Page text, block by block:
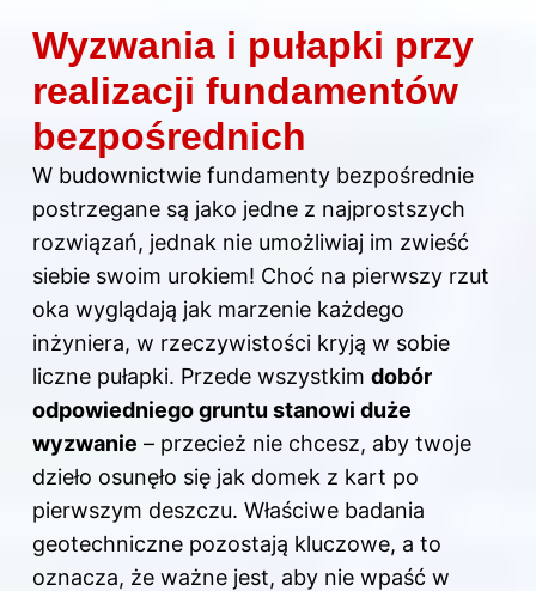
Wyzwania i pułapki przy
realizacji fundamentów
bezpośrednich
W budownictwie fundamenty bezpośrednie
postrzegane są jako jedne z najprostszych
rozwiązań, jednak nie umożliwiaj im zwieść
siebie swoim urokiem! Choć na pierwszy rzut
oka wyglądają jak marzenie każdego
inżyniera, w rzeczywistości kryją w sobie
liczne pułapki. Przede wszystkim dobór
odpowiedniego gruntu stanowi duże
wyzwanie – przecież nie chcesz, aby twoje
dzieło osunęło się jak domek z kart po
pierwszym deszczu. Właściwe badania
geotechniczne pozostają kluczowe, a to
oznacza, że ważne jest, aby nie wpaść w